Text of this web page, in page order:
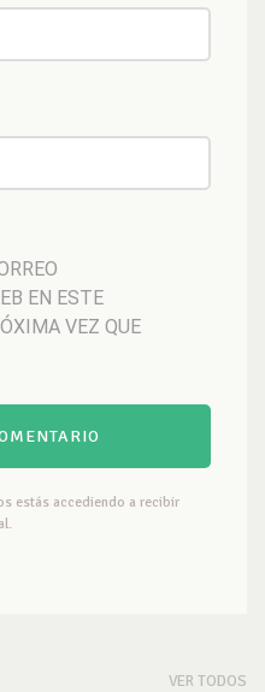
EN ESTE
VEZ QUE
estás accediendo a recibir
VER TODOS